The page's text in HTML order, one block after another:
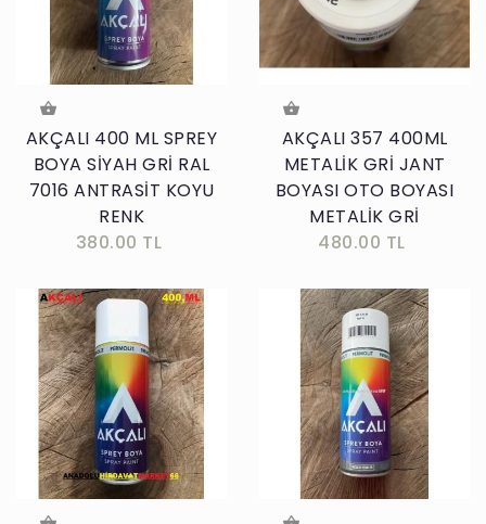
AKÇALI 400 ML SPREY
BOYA SİYAH GRİ RAL
7016 ANTRASİT KOYU
RENK
380.00 TL
AKÇALI 357 400ML
METALİK GRİ JANT
BOYASI OTO BOYASI
METALİK GRİ
480.00 TL